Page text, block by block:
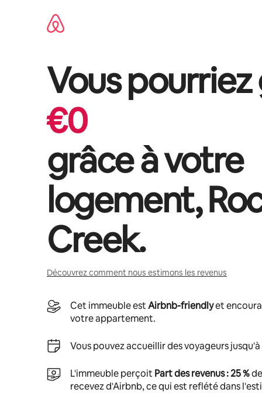
Vous
€0
grâce à votre
logement,
Creek.
Découvrez comment nous estimons les revenus
Cet immeuble estAirbnb-friendlyet
votre appartement.
Vous pouvez accueillir des voyageurs jusqu'à
L'immeuble perçoit Part des revenus : 25 %
recevez d'Airbnb, ce qui est reflété dans